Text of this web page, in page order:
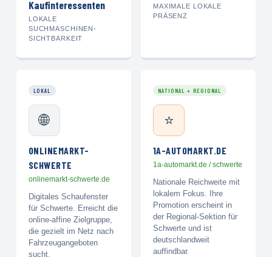
Kaufinteressenten
LOKALE
SUCHMASCHINEN-
SICHTBARKEIT
MAXIMALE LOKALE
PRÄSENZ
LOKAL
🌐
ONLINEMARKT-
SCHWERTE
onlinemarkt-schwerte.de
Digitales Schaufenster
für Schwerte. Erreicht die
online-affine Zielgruppe,
die gezielt im Netz nach
Fahrzeugangeboten
sucht.
NATIONAL + REGIONAL
⭐
1A-AUTOMARKT.DE
1a-automarkt.de / schwerte
Nationale Reichweite mit
lokalem Fokus. Ihre
Promotion erscheint in
der Regional-Sektion für
Schwerte und ist
deutschlandweit
auffindbar.